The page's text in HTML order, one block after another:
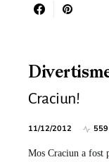
Craciun!
11/12/2012
Mos Craciun a fost